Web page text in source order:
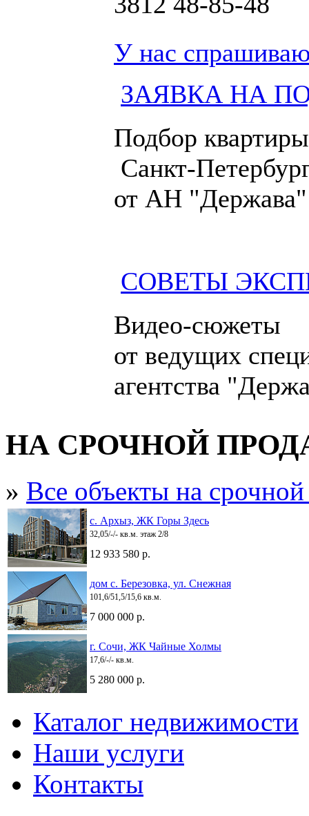
У нас
ЗАЯВКА НА
Подбор
Санкт-
от АН "Держава"
СОВЕТЫ
Видео-сюжеты
от ведущих
агентства
НА СРОЧНОЙ
» Все объекты на
с. Архыз, ЖК Горы Здесь
32,05/-/- кв.м. этаж 2/8
12 933 580 р.
дом с. Березовка, ул. Снежная
101,6/51,5/15,6 кв.м.
7 000 000 р.
г. Сочи, ЖК Чайные Холмы
17,6/-/- кв.м.
5 280 000 р.
Каталог недвижимости
Наши услуги
Контакты